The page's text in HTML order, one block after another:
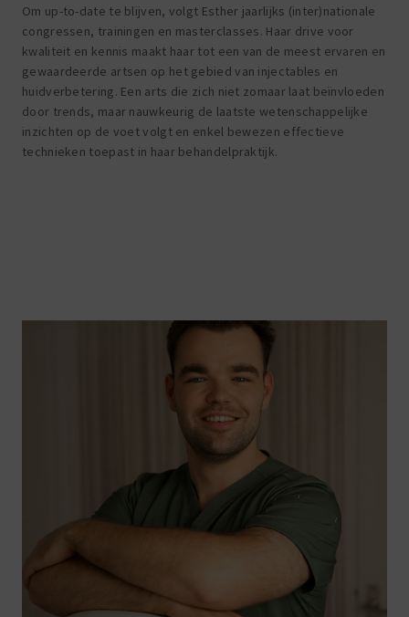
Om up-to-date te blijven, volgt Esther jaarlijks (inter)nationale
congressen, trainingen en masterclasses. Haar drive voor
kwaliteit en kennis maakt haar tot een van de meest ervaren en
gewaardeerde artsen op het gebied van injectables en
huidverbetering. Een arts die zich niet zomaar laat beïnvloeden
door trends, maar nauwkeurig de laatste wetenschappelijke
inzichten op de voet volgt en enkel bewezen effectieve
technieken toepast in haar behandelpraktijk.